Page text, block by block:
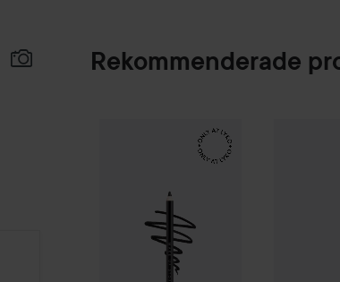
Rekommenderade
Make Up Store Eternal Pro